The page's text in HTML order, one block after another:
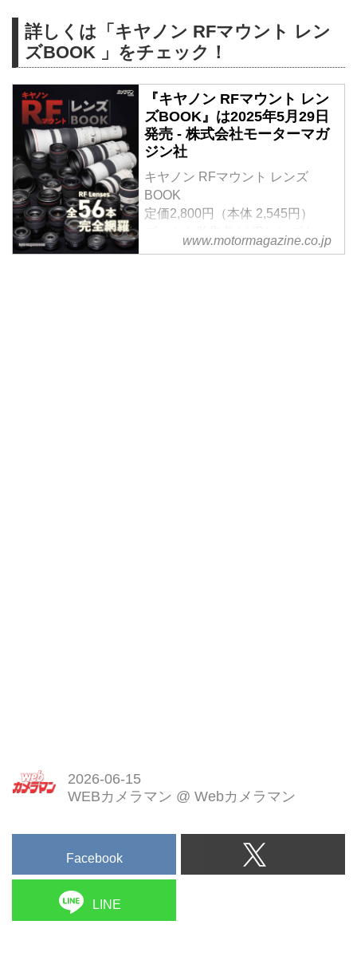
STM」の性能は？ プロカメラマ
ン・チャーリィ古庄氏が実際に撮
影したインプレッションを、写真
とともに徹底解説します。
詳しくは「キヤノン RFマウント レン
ズBOOK 」をチェック！
『キヤノン RFマウント レン
ズBOOK』は2025年5月29日
発売 - 株式会社モーターマガ
ジン社
キヤノン RFマウント レンズ
BOOK
定価2,800円（本体 2,545円）
現行RF Lレンズ全26本を完全レ
www.motormagazine.co.jp
2026-06-15
WEBカメラマン @ Webカメラマン
Facebook
LINE